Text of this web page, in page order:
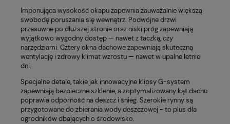
Imponująca wysokość okapu zapewnia zauważalnie większą
swobodę poruszania się wewnątrz. Podwójne drzwi
przesuwne po dłuższej stronie oraz niski próg zapewniają
wyjątkowo wygodny dostęp — nawet z taczką, czy
narzędziami. Cztery okna dachowe zapewniają skuteczną
wentylację i zdrowy klimat wzrostu — nawet w upalne letnie
dni.
Specjalne detale, takie jak innowacyjne klipsy G-system
zapewniają bezpieczne szklenie, a zoptymalizowany kąt dachu
poprawia odporność na deszcz i śnieg. Szerokie rynny są
przygotowane do zbierania wody deszczowej - to plus dla
ogrodników dbających o środowisko.